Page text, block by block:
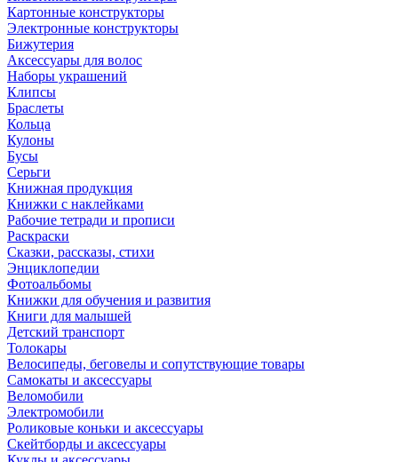
Картонные конструкторы
Электронные конструкторы
Бижутерия
Аксессуары для волос
Наборы украшений
Клипсы
Браслеты
Кольца
Кулоны
Бусы
Серьги
Книжная продукция
Книжки с наклейками
Рабочие тетради и прописи
Раскраски
Сказки, рассказы, стихи
Энциклопедии
Фотоальбомы
Книжки для обучения и развития
Книги для малышей
Детский транспорт
Толокары
Велосипеды, беговелы и сопутствующие товары
Самокаты и аксессуары
Веломобили
Электромобили
Роликовые коньки и аксессуары
Скейтборды и аксессуары